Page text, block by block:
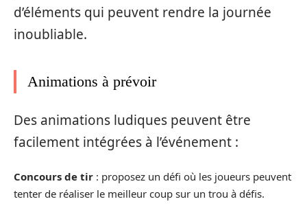
d’éléments qui peuvent rendre la journée
inoubliable.
Animations à prévoir
Des animations ludiques peuvent être
facilement intégrées à l’événement :
Concours de tir : proposez un défi où les joueurs peuvent
tenter de réaliser le meilleur coup sur un trou à défis.